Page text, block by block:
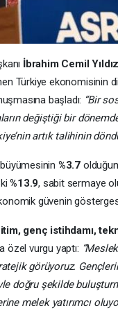
İbrahim Cemil
Türkiye ekonomisinin
başladı: “Bir
değiştiği bir
artık talihinin
büyümesinin %3.7
%13.9, sabit sermaye
güvenin
genç istihdamı,
özel vurgu yaptı:
görüyoruz.
doğru şekilde
melek yatırımcı